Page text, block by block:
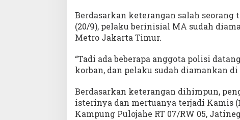
Berdasarkan keterangan salah seorang
(20/9), pelaku berinisial MA sudah
Metro Jakarta Timur.
“Tadi ada beberapa anggota polisi
korban, dan pelaku sudah diamankan
Berdasarkan keterangan dihimpun,
isterinya dan mertuanya terjadi Kamis
Kampung Pulojahe RT 07/RW 05,